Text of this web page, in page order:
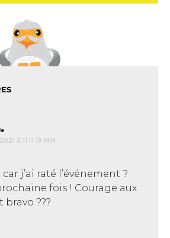
À 11 H 19 MIN
j’ai raté l’événement ?
fois ! Courage aux
???